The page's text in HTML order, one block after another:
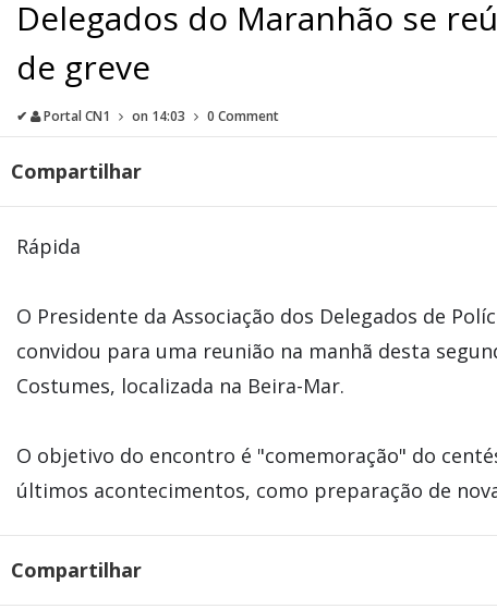
Delegados do Maranhão se
de greve
✔ Portal CN1 on 14:03 0 Comment
Compartilhar
Rápida
O Presidente da Associação dos Delegados de
convidou para uma reunião na manhã desta
Costumes, localizada na Beira-Mar.
O objetivo do encontro é "comemoração" do
últimos acontecimentos, como preparação de
Compartilhar